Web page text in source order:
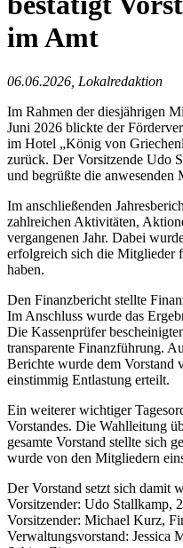
im Amt
06.06.2026, Lokalredaktion
Im Rahmen der diesjährigen
Juni 2026 blickte der
im Hotel „König von
zurück. Der Vorsitzende Udo
und begrüßte die anwesenden
Im anschließenden
zahlreichen Aktivitäten,
vergangenen Jahr. Dabei
erfolgreich sich die Mitglieder
haben.
Den Finanzbericht stellte
Im Anschluss wurde das
Die Kassenprüfer
transparente Finanzführung.
Berichte wurde dem Vorstand
einstimmig Entlastung erteilt.
Ein weiterer wichtiger
Vorstandes. Die Wahlleitung
gesamte Vorstand stellte sich
wurde von den Mitgliedern
Der Vorstand setzt sich damit
Vorsitzender: Udo Stallkamp,
Vorsitzender: Michael Kurz,
Verwaltungsvorstand: Jessica